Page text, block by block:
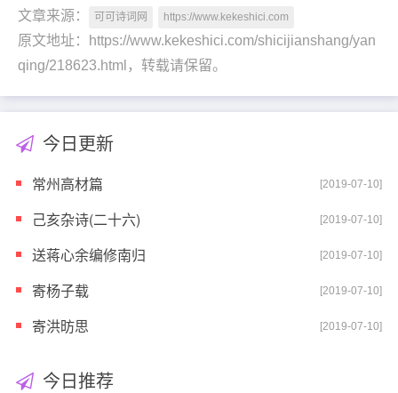
文章来源：
可可诗词网 https://www.kekeshici.com
原文地址：https://www.kekeshici.com/shicijianshang/yan
qing/218623.html，转载请保留。
今日更新
常州高材篇 [2019-07-10]
己亥杂诗(二十六) [2019-07-10]
送蒋心余编修南归 [2019-07-10]
寄杨子载 [2019-07-10]
寄洪昉思 [2019-07-10]
今日推荐